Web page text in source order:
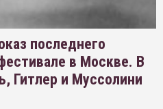
последнего
в Москве. В
Гитлер и Муссолини